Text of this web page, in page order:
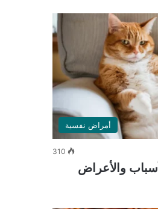
أمراض نفسية
310
والأعراض